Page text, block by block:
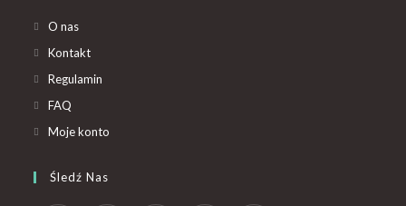
O nas
Kontakt
Regulamin
FAQ
Moje konto
Śledź Nas